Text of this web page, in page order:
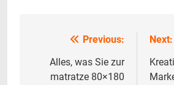
Beitrags-
Navigation
Previous:
Alles, was Sie zur
matratze 80×180
Next: